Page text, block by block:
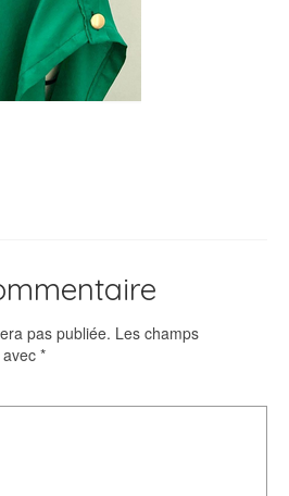
pas publiée. Les champs
*